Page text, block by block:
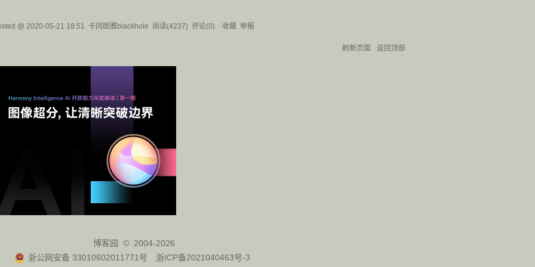
@ 2020-05-21 18:51 卡冈图雅blackhole 阅读(4237) 评论(0) 收藏 举报
刷新页面 返回顶部
博客园
© 2004-2026
浙公网安备 33010602011771号
浙ICP备2021040463号-3